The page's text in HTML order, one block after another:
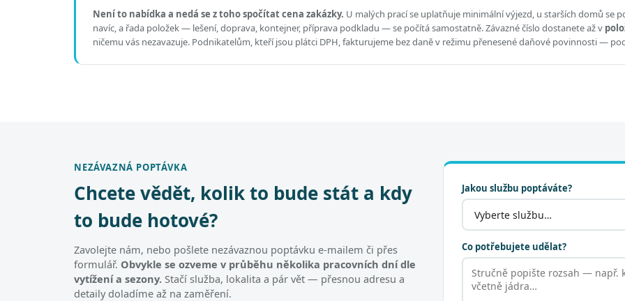
Není to nabídka a nedá se z toho spočítat cena zakázky. U malých prací se uplatňuje minimální výjezd, u starších domů se
navíc, a řada položek — lešení, doprava, kontejner, příprava podkladu — se počítá samostatně. Závazné číslo dostanete až v
ničemu vás nezavazuje. Podnikatelům, kteří jsou plátci DPH, fakturujeme bez daně v režimu přenesené daňové povinnosti —
NEZÁVAZNÁ POPTÁVKA
Chcete vědět, kolik to bude stát a kdy
to bude hotové?
Zavolejte nám, nebo pošlete nezávaznou poptávku e-mailem či přes
formulář. Obvykle se ozveme v průběhu několika pracovních dní dle
vytížení a sezony. Stačí služba, lokalita a pár vět — přesnou adresu a
detaily doladíme až na zaměření.
Jakou službu poptáváte?
Co potřebujete udělat?